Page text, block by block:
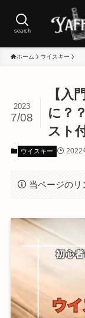
search
ホーム ウイスキー
【入
に？
スト
2023
7/08
ウイスキー 2022
当ページのリ